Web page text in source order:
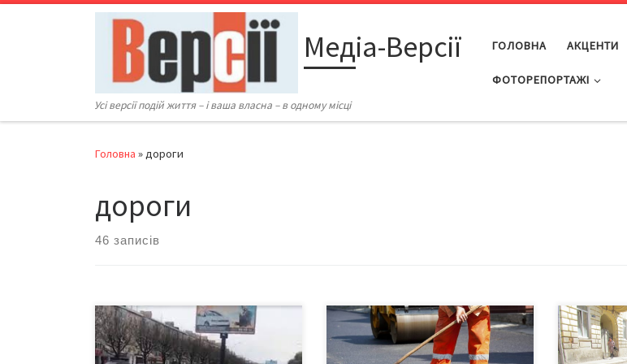
Перейти до вмісту
Медіа-Версії
Усі версії подій життя – і ваша власна – в одному місці
ГОЛОВНА АКЦЕНТИ
ФОТОРЕПОРТАЖІ
Головна »дороги
дороги
46 записів
Наприкінці осені 2019-го автор цих
рядків приїхав до Чернівців після
тривалої відсутності й навідався до
Департамент ЖКГ міськради уклав
договори на поточний ремонт
проїжджих частин п’яти
Кращого
щоби
тротуари